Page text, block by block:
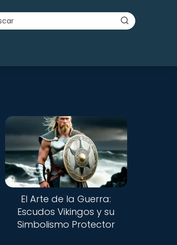
Nuevo
El Arte de la Guerra:
Escudos Vikingos y su
Simbolismo Protector